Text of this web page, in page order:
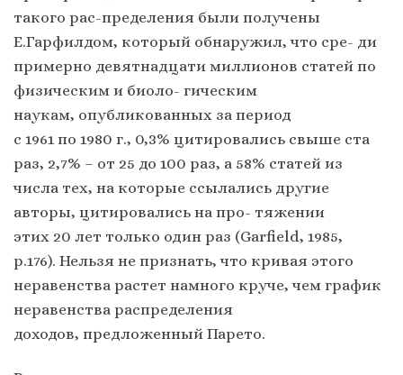
такого рас-пределения были получены
Е.Гарфилдом, который обнаружил, что сре- ди
примерно девятнадцати миллионов статей по
физическим и биоло- гическим
наукам, опубликованных за период
с 1961 по 1980 г., 0,3% цитировались свыше ста
раз, 2,7% – от 25 до 100 раз, а 58% статей из
числа тех, на которые ссылались другие
авторы, цитировались на про- тяжении
этих 20 лет только один раз (Garfield, 1985,
p.176). Нельзя не признать, что кривая этого
неравенства растет намного круче, чем график
неравенства распределения
доходов, предложенный Парето.